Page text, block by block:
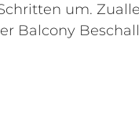
um.
Balcony